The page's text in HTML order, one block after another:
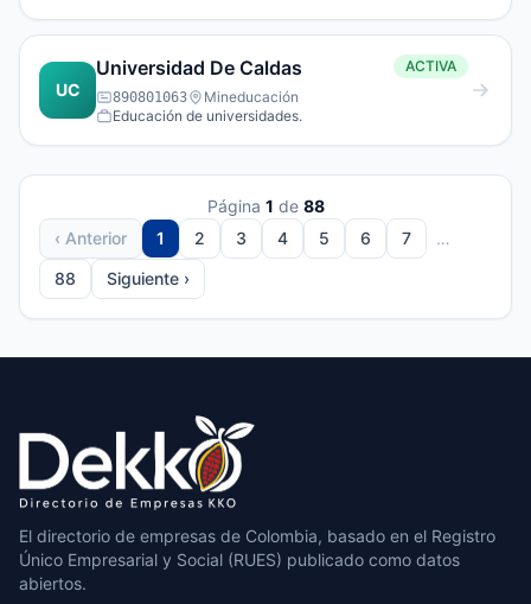
UC
Universidad De Caldas ACTIVA
890801063
Mineducación
Educación de universidades.
Página 1 de 88
‹ Anterior
1 2 3 4 5 6 7
…
88
Siguiente ›
El directorio de empresas de Colombia, basado en el Registro
Único Empresarial y Social (RUES) publicado como datos
abiertos.